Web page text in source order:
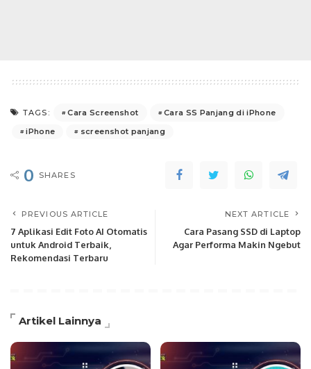
TAGS: Cara Screenshot
Cara SS Panjang di iPhone
iPhone
screenshot panjang
0 SHARES
PREVIOUS ARTICLE
7 Aplikasi Edit Foto AI Otomatis
untuk Android Terbaik,
Rekomendasi Terbaru
NEXT ARTICLE
Cara Pasang SSD di Laptop
Agar Performa Makin Ngebut
Artikel Lainnya